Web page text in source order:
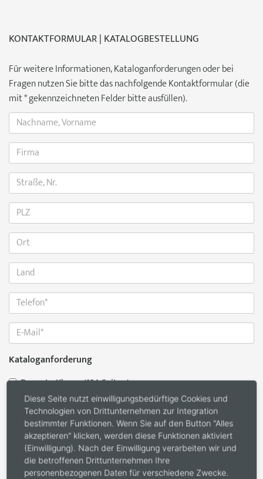
KONTAKTFORMULAR | KATALOGBESTELLUNG
Für weitere Informationen, Kataloganforderungen oder bei
Fragen nutzen Sie bitte das nachfolgende Kontaktformular (die
mit * gekennzeichneten Felder bitte ausfüllen).
Kataloganforderung
Decenta Klasse (124 Seiten)
Accenta Klasse (160 Seiten)
Ecodora Line-Katalog (44 Seiten)
Nachricht*
Diese Seite nutzt einwilligungsbedürftige Cookies und
Technologien von Drittunternehmen zur Integration
bestimmter Funktionen. Wenn Sie auf den Button "Alles
akzeptieren" klicken, werden diese Funktionen aktiviert
(Einwilligung). Nach der Einwilligung verarbeiten wir und
die betroffenen Drittunternehmen Ihre
personenbezogenen Daten für verschiedene Zwecke.